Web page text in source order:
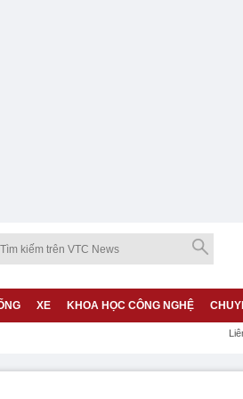
XE KHOA HỌC CÔNG NGHỆ